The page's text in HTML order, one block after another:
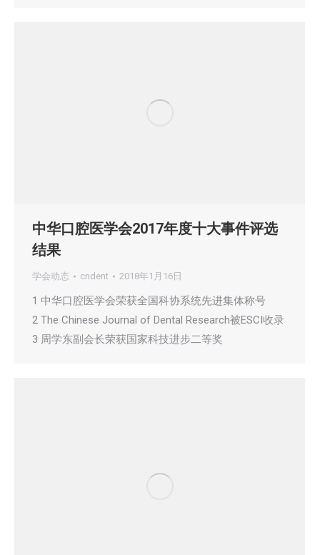
中华口腔医学会2017年度十大事件评选
结果
学会动态 cndent 2018年1月16日
1 中华口腔医学会荣获全国科协系统先进集体称号
2 The Chinese Journal of Dental Research被ESCI收录
3 周学东副会长荣获国家科技进步二等奖